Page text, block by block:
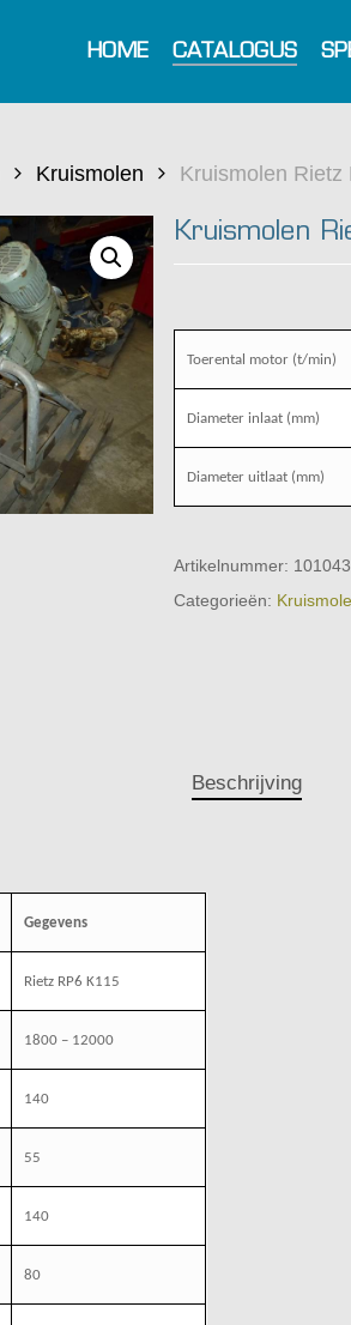
HOME CATALOGUS
Kruismolen Kruismolen Rietz
Kruismolen
Toerental motor (t/min)
Diameter inlaat (mm)
Diameter uitlaat (mm)
Artikelnummer: 101043
Categorieën:
Beschrijving
Gegevens
Rietz RP6 K115
1800 – 12000
140
55
140
80